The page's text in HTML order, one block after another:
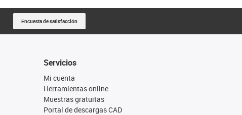
Encuesta de satisfacción
Servicios
Mi cuenta
Herramientas online
Muestras gratuitas
Portal de descargas CAD